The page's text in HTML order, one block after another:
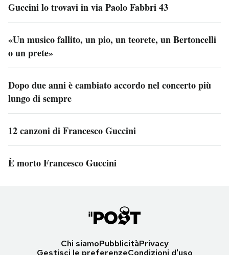
Guccini lo trovavi in via Paolo Fabbri 43
«Un musico fallito, un pio, un teorete, un Bertoncelli
o un prete»
Dopo due anni è cambiato accordo nel concerto più
lungo di sempre
12 canzoni di Francesco Guccini
È morto Francesco Guccini
Chi siamoPubblicitàPrivacy